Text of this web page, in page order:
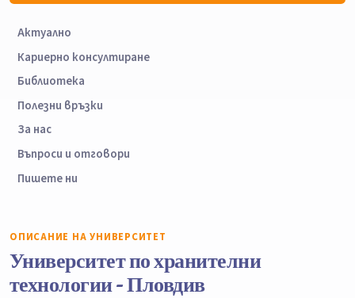
Актуално
Кариерно консултиране
Библиотека
Полезни връзки
За нас
Въпроси и отговори
Пишете ни
ОПИСАНИЕ НА УНИВЕРСИТЕТ
Университет по хранителни
технологии - Пловдив